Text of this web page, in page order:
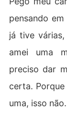
pensando
já tive várias,
amei uma
preciso dar
certa.
uma, isso não.